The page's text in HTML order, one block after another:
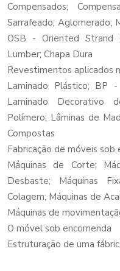
Compensados;
Sarrafeado; Aglomerado;
OSB - Oriented Strand
Lumber; Chapa Dura
Revestimentos aplicados
Laminado Plástico; BP
Laminado Decorativo
Polímero; Lâminas de
Compostas
Fabricação de móveis sob
Máquinas de Corte;
Desbaste; Máquinas
Colagem; Máquinas de
Máquinas de
O móvel sob encomenda
Estruturação de uma